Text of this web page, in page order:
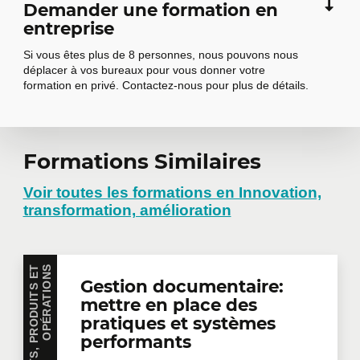
améliorer la productivité et réduire
significativement les délais.
Animation d'ateliers Kaizen et
implication des employés dans la
Kanban, SMED) et réaménagement 5S.
Travail pratique : sélection et application
d'une méthode pour développer vos
Assurer une implantation fluide et
pérenniser les gains de votre formation
ceinture verte.
Demander une formation en
entreprise
Si vous êtes plus de 8 personnes, nous pouvons nous
déplacer à vos bureaux pour vous donner votre
formation en privé. Contactez-nous pour plus de détails.
Demander une
formation en
Vous avez plusieurs employés intéressés par une
même formation? Que ce soit en présentiel dans
vos bureaux ou à distance en mode virtuel, nous
offrons des formations privées adaptées aux
besoins de votre équipe. Des tarifs de groupes sont
Formations Similaires
Voir toutes les formations en Innovation,
transformation, amélioration
S
Gestion documentaire:
mettre en place des
pratiques et systèmes
performants